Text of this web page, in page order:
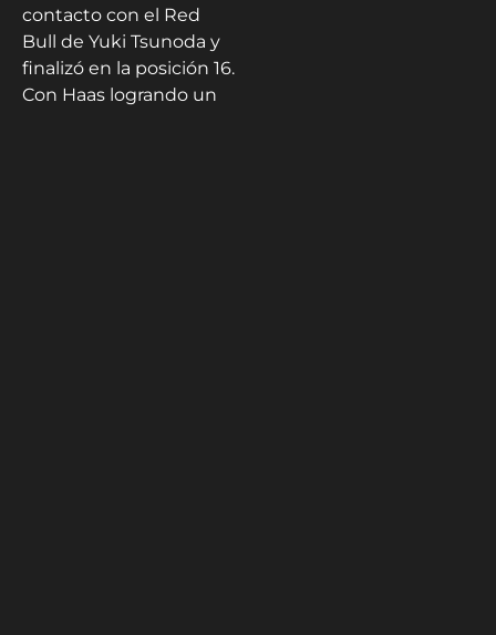
contacto con el Red
Bull de Yuki Tsunoda y
finalizó en la posición 16.
Con Haas logrando un